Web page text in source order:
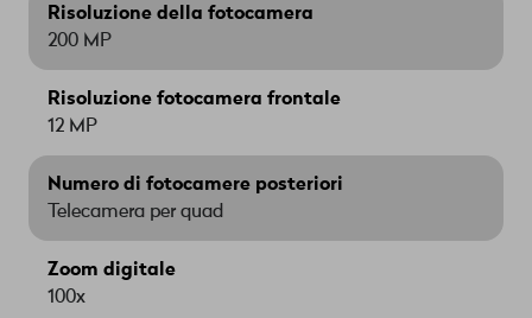
Risoluzione della fotocamera
200 MP
Risoluzione fotocamera frontale
12 MP
Numero di fotocamere posteriori
Telecamera per quad
Zoom digitale
100x